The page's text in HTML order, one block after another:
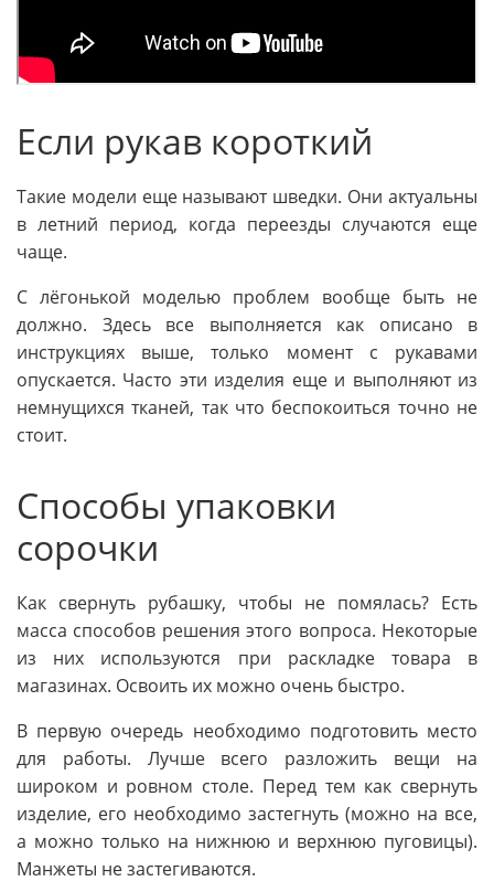
Если рукав короткий
Такие модели еще называют шведки. Они актуальны
в летний период, когда переезды случаются еще
чаще.
С лёгонькой моделью проблем вообще быть не
должно. Здесь все выполняется как описано в
инструкциях выше, только момент с рукавами
опускается. Часто эти изделия еще и выполняют из
немнущихся тканей, так что беспокоиться точно не
стоит.
Способы упаковки
сорочки
Как свернуть рубашку, чтобы не помялась? Есть
масса способов решения этого вопроса. Некоторые
из них используются при раскладке товара в
магазинах. Освоить их можно очень быстро.
В первую очередь необходимо подготовить место
для работы. Лучше всего разложить вещи на
широком и ровном столе. Перед тем как свернуть
изделие, его необходимо застегнуть (можно на все,
а можно только на нижнюю и верхнюю пуговицы).
Манжеты не застегиваются.